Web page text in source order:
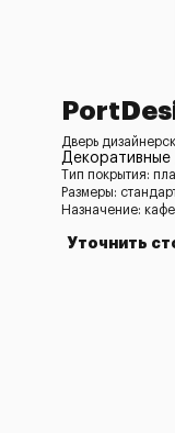
Дверь
Декоративные
Тип покрытия:
Размеры:
Назначение:
Уточнить